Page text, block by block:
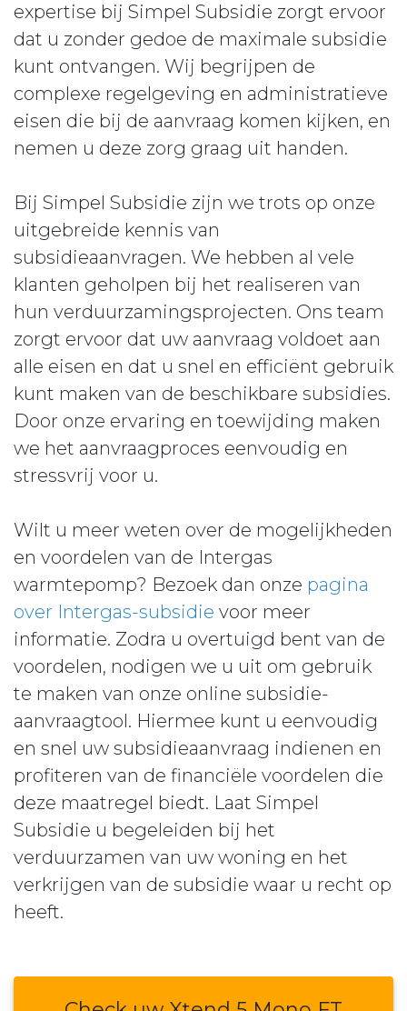
expertise bij Simpel Subsidie zorgt ervoor
dat u zonder gedoe de maximale subsidie
kunt ontvangen. Wij begrijpen de
complexe regelgeving en administratieve
eisen die bij de aanvraag komen kijken, en
nemen u deze zorg graag uit handen.
Bij Simpel Subsidie zijn we trots op onze
uitgebreide kennis van
subsidieaanvragen. We hebben al vele
klanten geholpen bij het realiseren van
hun verduurzamingsprojecten. Ons team
zorgt ervoor dat uw aanvraag voldoet aan
alle eisen en dat u snel en efficiënt gebruik
kunt maken van de beschikbare subsidies.
Door onze ervaring en toewijding maken
we het aanvraagproces eenvoudig en
stressvrij voor u.
Wilt u meer weten over de mogelijkheden
en voordelen van de Intergas
warmtepomp? Bezoek dan onze pagina
over Intergas-subsidie voor meer
informatie. Zodra u overtuigd bent van de
voordelen, nodigen we u uit om gebruik
te maken van onze online subsidie-
aanvraagtool. Hiermee kunt u eenvoudig
en snel uw subsidieaanvraag indienen en
profiteren van de financiële voordelen die
deze maatregel biedt. Laat Simpel
Subsidie u begeleiden bij het
verduurzamen van uw woning en het
verkrijgen van de subsidie waar u recht op
heeft.